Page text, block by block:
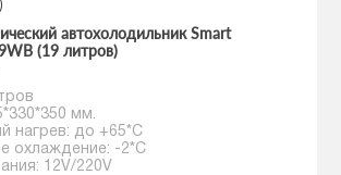
автохолодильник Smart
(19 литров)
мм.
нагрев: до +65*С
охлаждение: -2*С
12V/220V